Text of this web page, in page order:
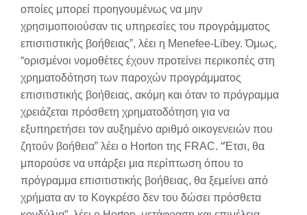
οποίες μπορεί προηγουμένως να μην
χρησιμοποιούσαν τις υπηρεσίες του προγράμματος
επισιτιστικής βοήθειας”, λέει η Menefee-Libey. Όμως,
“ορισμένοι νομοθέτες έχουν προτείνει περικοπές στη
χρηματοδότηση των παροχών προγράμματος
επισιτιστικής βοήθειας, ακόμη και όταν το πρόγραμμα
χρειάζεται πρόσθετη χρηματοδότηση για να
εξυπηρετήσει τον αυξημένο αριθμό οικογενειών που
ζητούν βοήθεια” λέει ο Horton της FRAC. “Έτσι, θα
μπορούσε να υπάρξει μια περίπτωση όπου το
πρόγραμμα επισιτιστικής βοήθειας, θα ξεμείνει από
χρήματα αν το Κογκρέσο δεν του δώσει πρόσθετα